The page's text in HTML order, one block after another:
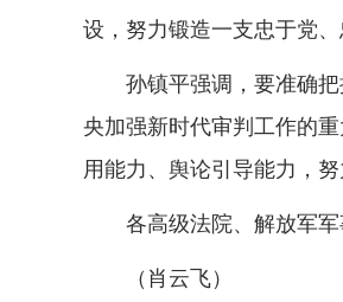
设，努力锻造一支忠于党
孙镇平强调，要准确把
央加强新时代审判工作的
用能力、舆论引导能力，
各高级法院、解放军军
（肖云飞）